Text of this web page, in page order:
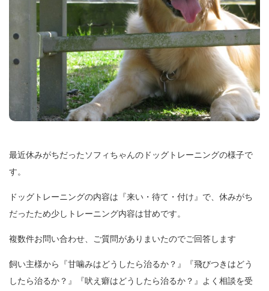
最近休みがちだったソフィちゃんのドッグトレーニングの様子で
す。
ドッグトレーニングの内容は『来い・待て・付け』で、休みがち
だったため少しトレーニング内容は甘めです。
複数件お問い合わせ、ご質問がありまいたのでご回答します
飼い主様から『甘噛みはどうしたら治るか？』『飛びつきはどう
したら治るか？』『吠え癖はどうしたら治るか？』よく相談を受